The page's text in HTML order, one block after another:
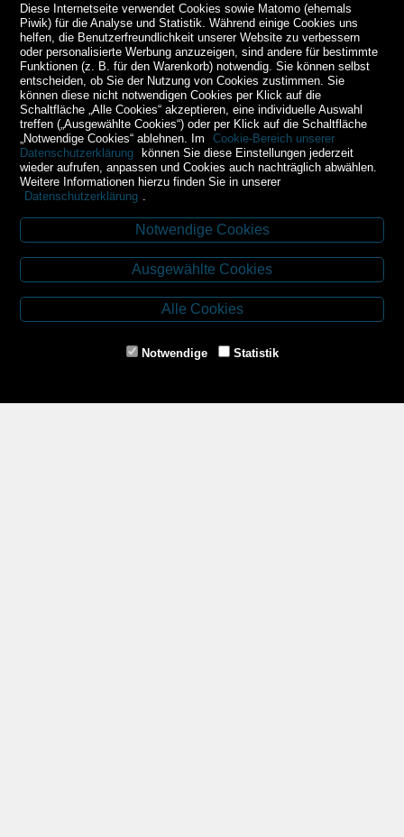
Kontakt
Budweiser Str. 3
3943 Schrems
Tel.: 02853/77239
E-Mail: schrems@spazierer.at
Diese Internetseite verwendet Cookies sowie Matomo (ehemals
Piwik) für die Analyse und Statistik. Während einige Cookies uns
helfen, die Benutzerfreundlichkeit unserer Website zu verbessern
oder personalisierte Werbung anzuzeigen, sind andere für bestimmte
Funktionen (z. B. für den Warenkorb) notwendig. Sie können selbst
entscheiden, ob Sie der Nutzung von Cookies zustimmen. Sie
können diese nicht notwendigen Cookies per Klick auf die
Schaltfläche „Alle Cookies“ akzeptieren, eine individuelle Auswahl
treffen („Ausgewählte Cookies“) oder per Klick auf die Schaltfläche
„Notwendige Cookies“ ablehnen. Im
Cookie-Bereich unserer
Datenschutzerklärung können Sie diese Einstellungen jederzeit
wieder aufrufen, anpassen und Cookies auch nachträglich abwählen.
Weitere Informationen hierzu finden Sie in unserer
Datenschutzerklärung
Notwendige Cookies
Ausgewählte Cookies
Alle Cookies
Notwendige Statistik